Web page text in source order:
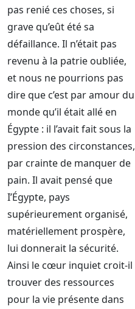
pas renié ces choses, si
grave qu’eût été sa
défaillance. Il n’était pas
revenu à la patrie oubliée,
et nous ne pourrions pas
dire que c’est par amour du
monde qu’il était allé en
Égypte : il l’avait fait sous la
pression des circonstances,
par crainte de manquer de
pain. Il avait pensé que
I’Égypte, pays
supérieurement organisé,
matériellement prospère,
lui donnerait la sécurité.
Ainsi le cœur inquiet croit-il
trouver des ressources
pour la vie présente dans